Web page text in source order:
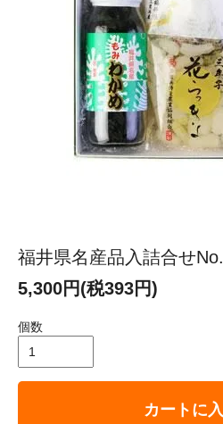
福井県名産品入詰合せ
5,300円(税393円)
個数
カートに